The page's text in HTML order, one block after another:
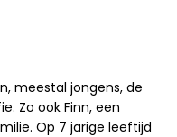
meestal jongens, de
Zo ook Finn, een
Op 7 jarige leeftijd